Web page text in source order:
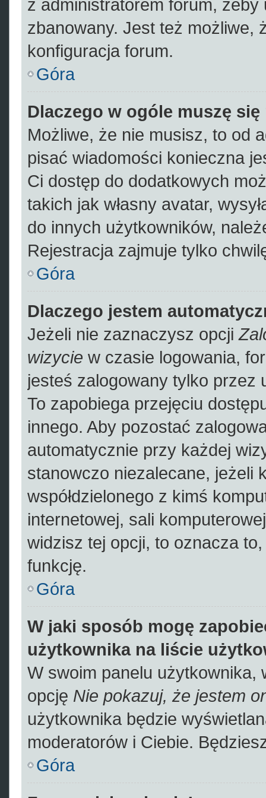
z administratorem forum, żeby
zbanowany. Jest też możliwe,
konfiguracja forum.
Góra
Dlaczego w ogóle muszę
Możliwe, że nie musisz, to od
pisać wiadomości konieczna
Ci dostęp do dodatkowych
takich jak własny avatar,
do innych użytkowników,
Rejestracja zajmuje tylko
Góra
Dlaczego jestem
Jeżeli nie zaznaczysz opcji
wizycie w czasie logowania,
jesteś zalogowany tylko przez
To zapobiega przejęciu
innego. Aby pozostać
automatycznie przy każdej
stanowczo niezalecane, jeżeli
współdzielonego z kimś
internetowej, sali
widzisz tej opcji, to oznacza
funkcję.
Góra
W jaki sposób mogę
użytkownika na liście
W swoim panelu użytkownika,
opcję Nie pokazuj, że jestem
użytkownika będzie
moderatorów i Ciebie.
Góra